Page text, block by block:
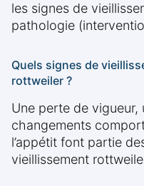
les signes de
pathologie
Quels signes de
rottweiler ?
Une perte de vigueur,
changements
l’appétit font partie
vieillissement